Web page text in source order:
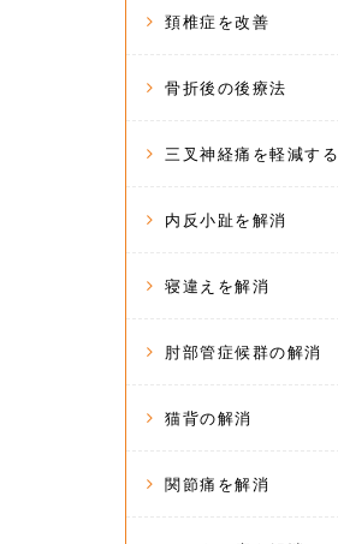
頚椎症を改善
骨折後の後療法
三叉神経痛を軽減する
内反小趾を解消
寝違えを解消
肘部管症候群の解消
猫背の解消
関節痛を解消